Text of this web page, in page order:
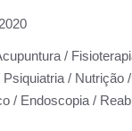
/
Psiquiatria / Nutrição
/ Endoscopia /